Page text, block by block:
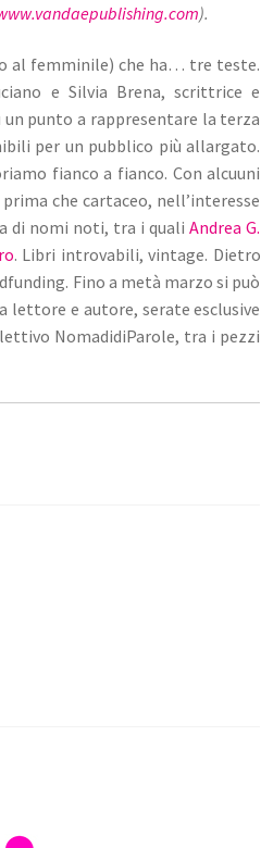
).
al femminile) che ha… tre teste.
e Silvia Brena, scrittrice e
un punto a rappresentare la terza
per un pubblico più allargato.
fianco a fianco. Con alcuuni
che cartaceo, nell’interesse
di nomi noti, tra i qualiAndrea G.
. Libri introvabili, vintage. Dietro
Fino a metà marzo si può
lettore e autore, serate esclusive
NomadidiParole, tra i pezzi